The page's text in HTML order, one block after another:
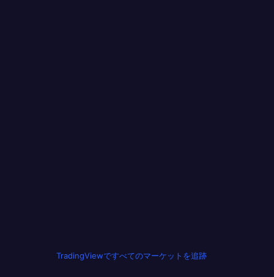
TradingViewですべてのマーケットを追跡